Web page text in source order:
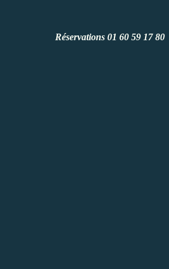
Réservations 01 60 59 17 80